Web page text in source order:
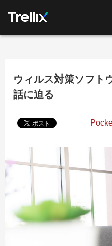
ウィルス対策ソフト
話に迫る